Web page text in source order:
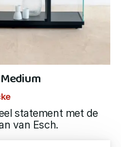
statement met de
van Esch.